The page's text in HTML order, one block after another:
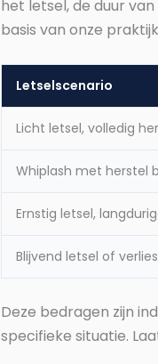
het letsel, de duur
basis van onze
Letselscenario
Licht letsel, volledig
Whiplash met herstel
Ernstig letsel,
Blijvend letsel of
Deze bedragen zijn
specifieke situatie.